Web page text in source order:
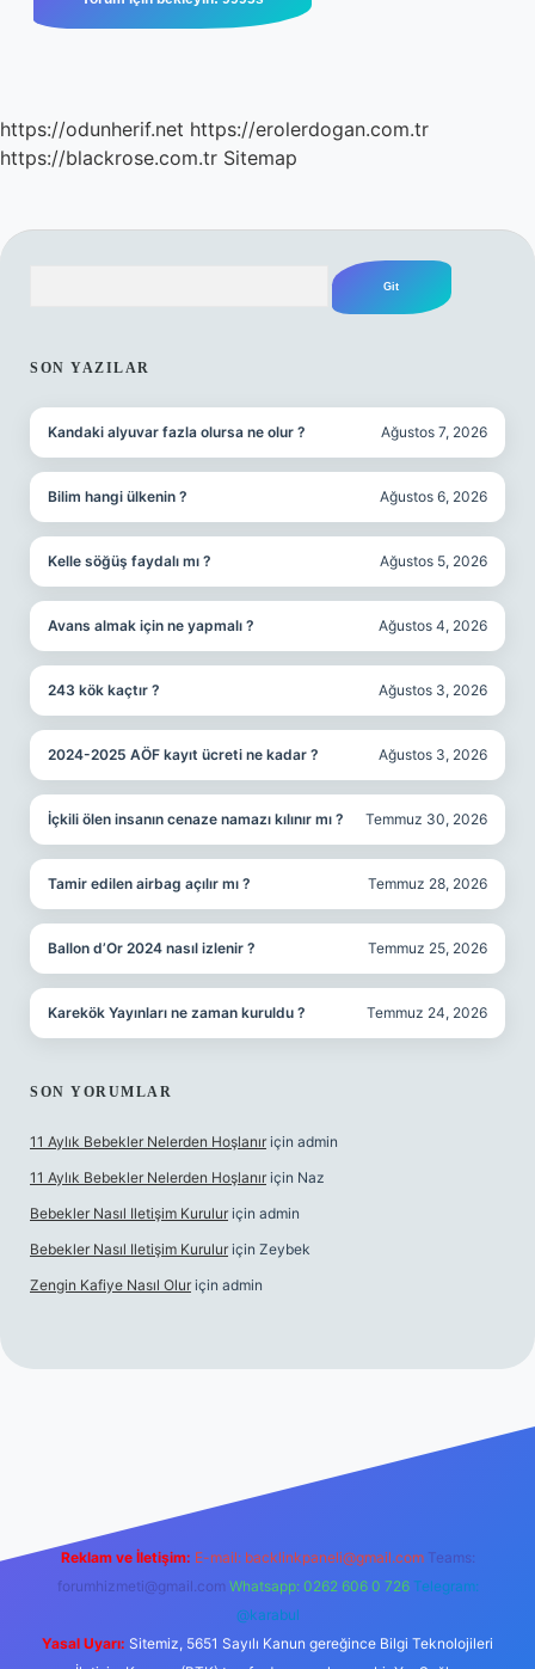
https://odunherif.net https://erolerdogan.com.tr
https://blackrose.com.tr Sitemap
SON YAZILAR
Kandaki alyuvar fazla olursa ne olur ? Ağustos 7, 2026
Bilim hangi ülkenin ? Ağustos 6, 2026
Kelle söğüş faydalı mı ? Ağustos 5, 2026
Avans almak için ne yapmalı ? Ağustos 4, 2026
243 kök kaçtır ? Ağustos 3, 2026
2024-2025 AÖF kayıt ücreti ne kadar ? Ağustos 3, 2026
İçkili ölen insanın cenaze namazı kılınır mı ? Temmuz 30, 2026
Tamir edilen airbag açılır mı ? Temmuz 28, 2026
Ballon d’Or 2024 nasıl izlenir ? Temmuz 25, 2026
Karekök Yayınları ne zaman kuruldu ? Temmuz 24, 2026
SON YORUMLAR
11 Aylık Bebekler Nelerden Hoşlanır için admin
11 Aylık Bebekler Nelerden Hoşlanır için Naz
Bebekler Nasıl Iletişim Kurulur için admin
Bebekler Nasıl Iletişim Kurulur için Zeybek
Zengin Kafiye Nasıl Olur için admin
Reklam ve İletişim: E-mail: backlinkpaneli@gmail.com Teams:
forumhizmeti@gmail.com Whatsapp: 0262 606 0 726 Telegram:
@karabul
Yasal Uyarı: Sitemiz, 5651 Sayılı Kanun gereğince Bilgi Teknolojileri